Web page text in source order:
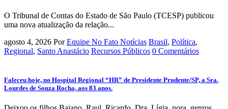
O Tribunal de Contas do Estado de São Paulo (TCESP) publicou
uma nova atualização da relação...
agosto 4, 2026 Por Equipe No Fato Notícias Brasil, Política,
Regional, Santo Anastácio Recursos Públicos 0 Comentários
Faleceu hoje, no Hospital Regional “HR” de Presidente Prudente/SP, a Sra.
Lourdes de Souza Rocha, aos 83 anos.